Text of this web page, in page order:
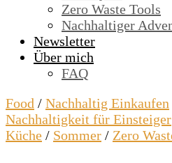
Zero Waste Tools
Nachhaltiger
Newsletter
Über mich
FAQ
Food / Nachhaltig Einkaufen
Nachhaltigkeit für Einsteiger
Küche / Sommer / Zero